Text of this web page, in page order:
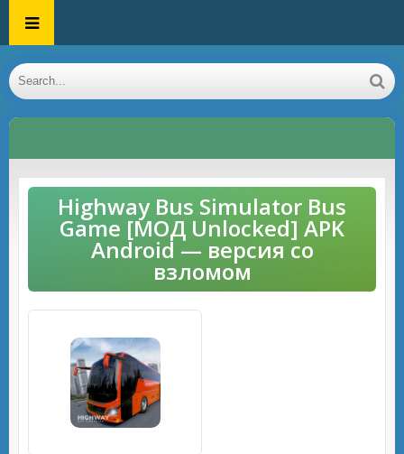
Highway Bus Simulator Bus
Game [МОД Unlocked] APK
Android — версия со
взломом